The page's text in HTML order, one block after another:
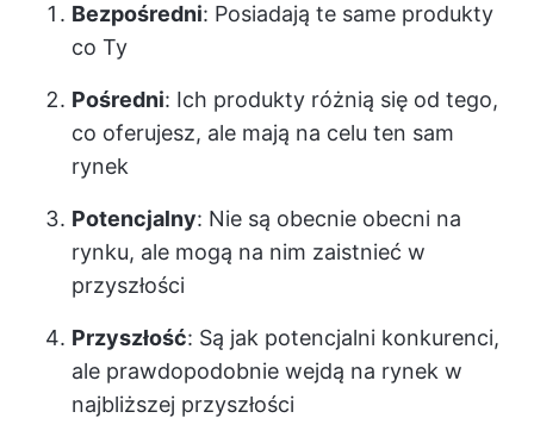
Bezpośredni: Posiadają te same produkty
co Ty
Pośredni: Ich produkty różnią się od tego,
co oferujesz, ale mają na celu ten sam
rynek
Potencjalny: Nie są obecnie obecni na
rynku, ale mogą na nim zaistnieć w
przyszłości
Przyszłość: Są jak potencjalni konkurenci,
ale prawdopodobnie wejdą na rynek w
najbliższej przyszłości